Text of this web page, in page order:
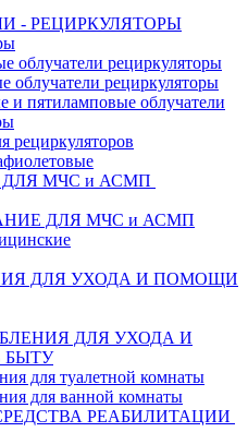
- РЕЦИРКУЛЯТОРЫ
облучатели рециркуляторы
облучатели рециркуляторы
и пятиламповые облучатели
рециркуляторов
МЧС и АСМП
ДЛЯ МЧС и АСМП
ДЛЯ УХОДА И ПОМОЩИ
ДЛЯ УХОДА И
для туалетной комнаты
для ванной комнаты
РЕАБИЛИТАЦИИ